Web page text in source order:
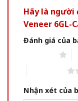
Hãy là người
Veneer 6GL-
Đánh giá của
Nhận xét của